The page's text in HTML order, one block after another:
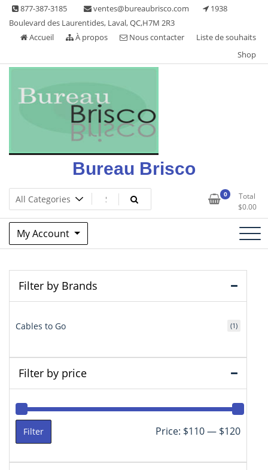
Skip 877-387-3185 ventes@bureaubrisco.com
1938
Boulevard des Laurentides, Laval, QC,H7M 2R3
Accueil
À propos Nous contacter
Liste de souhaits
Shop
Bureau Brisco
0
Total
$0.00
My Account
Filter by Brands
Cables to Go (1)
Filter by price
Min
Max
Filter Price: $110— $120